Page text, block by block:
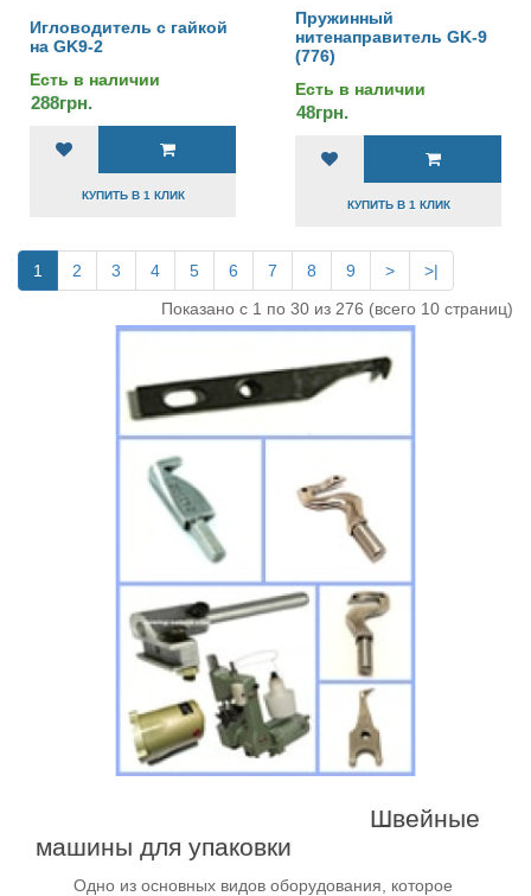
Игловодитель с гайкой
на GK9-2
Есть в наличии
288грн.
КУПИТЬ В 1 КЛИК
Пружинный
нитенаправитель GK-9
(776)
Есть в наличии
48грн.
КУПИТЬ В 1 КЛИК
1 2 3 4 5 6 7 8 9 >
>|
Показано с 1 по 30 из 276 (всего 10 страниц)
Швейные
машины для упаковки
Одно из основных видов оборудования, которое